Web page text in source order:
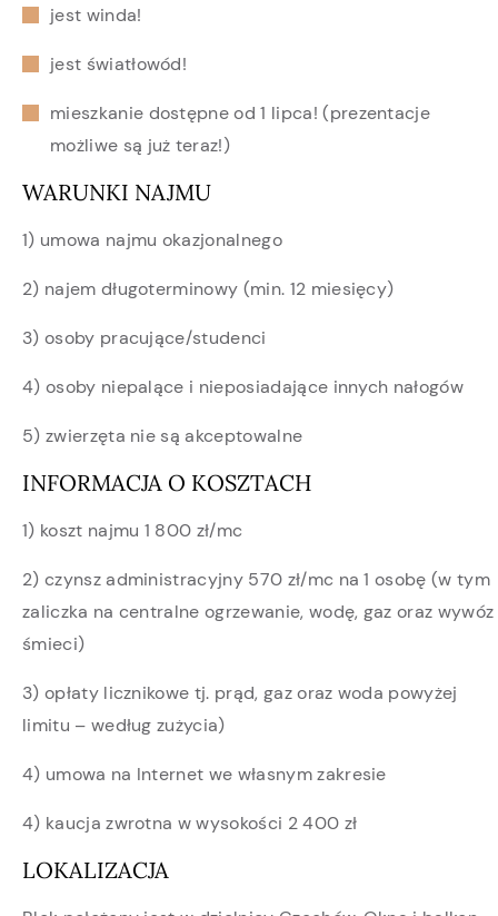
jest winda!
jest światłowód!
mieszkanie dostępne od 1 lipca! (prezentacje
możliwe są już teraz!)
WARUNKI NAJMU
1) umowa najmu okazjonalnego
2) najem długoterminowy (min. 12 miesięcy)
3) osoby pracujące/studenci
4) osoby niepalące i nieposiadające innych nałogów
5) zwierzęta nie są akceptowalne
INFORMACJA O KOSZTACH
1) koszt najmu 1 800 zł/mc
2) czynsz administracyjny 570 zł/mc na 1 osobę (w tym
zaliczka na centralne ogrzewanie, wodę, gaz oraz wywóz
śmieci)
3) opłaty licznikowe tj. prąd, gaz oraz woda powyżej
limitu – według zużycia)
4) umowa na Internet we własnym zakresie
4) kaucja zwrotna w wysokości 2 400 zł
LOKALIZACJA